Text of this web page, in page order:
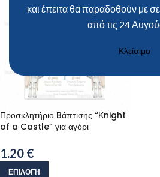
και έπειτα θα παραδοθούν με
από τις 24
Κλείσιμο
Προσκλητήριο Bάπτισης “Κnight
of a Castle” για αγόρι
1.20 €
ΕΠΙΛΟΓΉ